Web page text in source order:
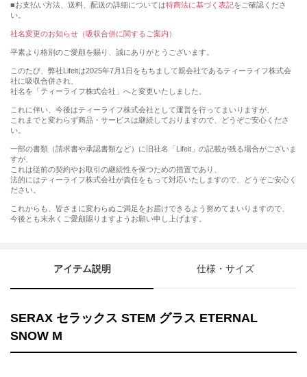
■お支払い方法、送料、配送の詳細については特商法に基づく表記をご確認くださ
い。
社名変更のお知らせ（吸収合併に関するご案内）
平素より格別のご愛顧を賜り、誠にありがとうございます。
このたび、弊社Lifeitは2025年7月1日をもちまして親会社であるティーライフ株式会
社に吸収合併され、
社名を「ティーライフ株式会社」へと変更いたしました。
これに伴い、今後はティーライフ株式会社として運営を行ってまいりますが、
これまでと変わらず商品・サービスは継続しておりますので、どうぞご安心くださ
い。
一部の書類（請求書や承認書類など）に旧社名「Lifeit」の記載が残る場合がございま
すが、
これは従前の契約やお取引の継続性を保つための措置であり、
法的にはティーライフ株式会社が責任をもって対応いたしますので、どうぞご安心く
ださい。
これからも、皆さまに変わらぬご満足をお届けできるよう努めてまいりますので、
今後とも末永くご愛顧賜りますようお願い申し上げます。
アイテム説明 仕様・サイズ
SERAX セラックス STEM グラス ETERNAL
SNOW M